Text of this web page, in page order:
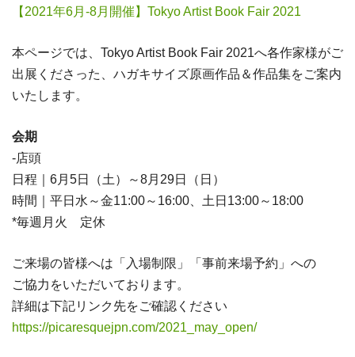
【2021年6月-8月開催】Tokyo Artist Book Fair 2021
本ページでは、Tokyo Artist Book Fair 2021へ各作家様がご
出展くださった、ハガキサイズ原画作品＆作品集をご案内
いたします。
会期
-店頭
日程｜6月5日（土）～8月29日（日）
時間｜平日水～金11:00～16:00、土日13:00～18:00
*毎週月火 定休
ご来場の皆様へは「入場制限」「事前来場予約」への
ご協力をいただいております。
詳細は下記リンク先をご確認ください
https://picaresquejpn.com/2021_may_open/